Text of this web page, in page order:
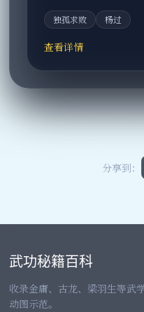
独孤求败 杨过
查看详情
分享到：
武功秘籍百科
收录金庸、古龙、梁羽生等武
动图示范。